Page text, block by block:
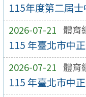
115年度第二屆
2026-07-21 體育
115 年臺北市中
2026-07-21 體育
115 年臺北市中